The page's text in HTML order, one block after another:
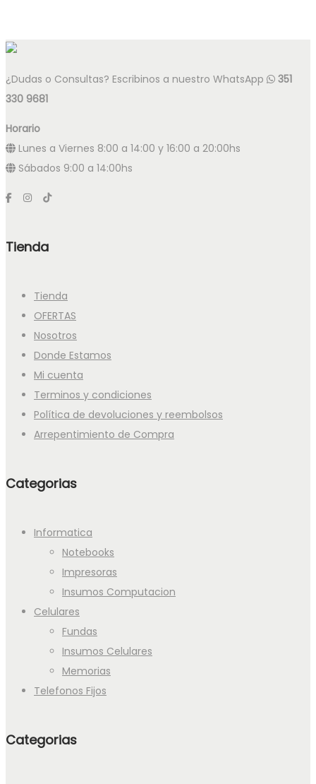
¿Dudas o Consultas? Escribinos a nuestro WhatsApp
351
330 9681
Horario
Lunes a Viernes 8:00 a 14:00 y 16:00 a 20:00hs
Sábados 9:00 a 14:00hs
Tienda
Tienda
OFERTAS
Nosotros
Donde Estamos
Mi cuenta
Terminos y condiciones
Política de devoluciones y reembolsos
Arrepentimiento de Compra
Categorias
Informatica
Notebooks
Impresoras
Insumos Computacion
Celulares
Fundas
Insumos Celulares
Memorias
Telefonos Fijos
Categorias